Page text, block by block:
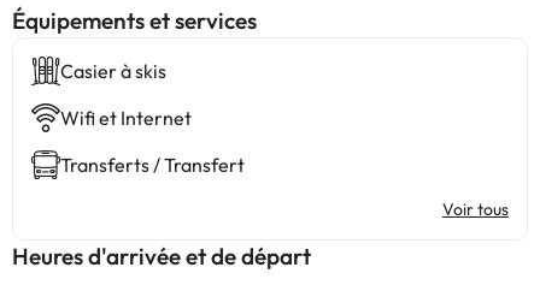
​Équipements et services
Casier à skis
Wifi et Internet
Transferts / Transfert
Voir tous
Heures d'arrivée et de départ